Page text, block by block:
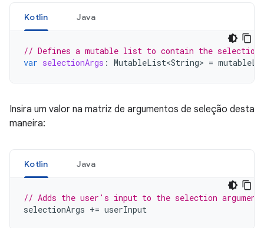
Kotlin Java
// Defines a mutable list to contain the selection
var selectionArgs : MutableList<String> =
Insira um valor na matriz de argumentos de seleção desta
maneira:
Kotlin Java
// Adds the user's input to the selection argument
selectionArgs += userInput